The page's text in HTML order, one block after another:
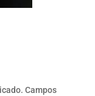
Campos